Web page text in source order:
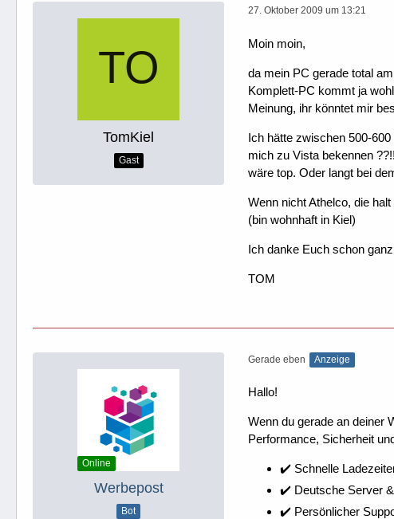
TomKiel
Gast
27. Oktober 2009 um 13:21
Moin moin,
da mein PC gerade total
Komplett-PC kommt ja
Meinung, ihr könntet mir
Ich hätte zwischen 500-
mich zu Vista bekennen
wäre top. Oder langt bei
Wenn nicht Athelco, die
(bin wohnhaft in Kiel)
Ich danke Euch schon
TOM
Online
Werbepost
Bot
Gerade eben Anzeige
Hallo!
Wenn du gerade an deiner
Performance, Sicherheit
✔️ Schnelle
✔️ Deutsche Server
✔️ Persönlicher